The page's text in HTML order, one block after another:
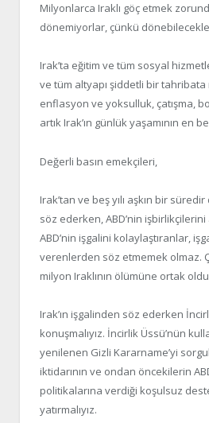
Milyonlarca Iraklı göç etmek
dönemiyorlar, çünkü
Irak’ta eğitim ve tüm sosyal
ve tüm altyapı şiddetli bir tahribata
enflasyon ve yoksulluk, çatışma,
artık Irak’ın günlük yaşamının en
Değerli basın emekçileri,
Irak’tan ve beş yılı aşkın bir
söz ederken, ABD’nin
ABD’nin işgalini kolaylaştıranlar,
verenlerden söz etmemek olmaz.
milyon Iraklının ölümüne ortak
Irak’ın işgalinden söz ederken
konuşmalıyız. İncirlik Üssü’nün
yenilenen Gizli Kararname’yi
iktidarının ve ondan öncekilerin
politikalarına verdiği koşulsuz
yatırmalıyız.